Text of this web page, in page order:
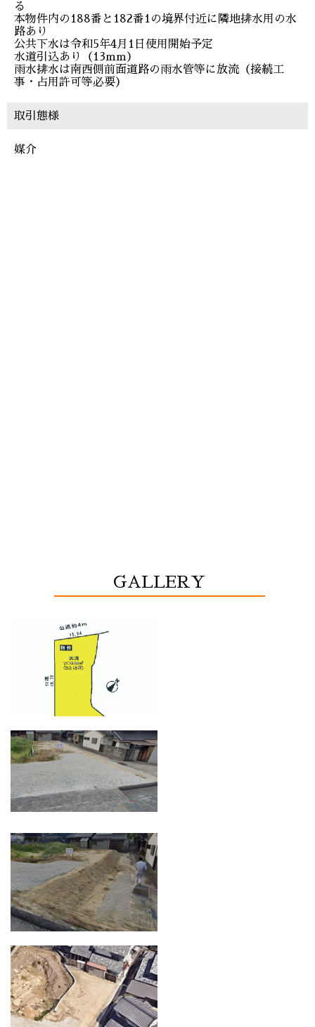
る
本物件内の188番と182番1の境界付近に隣地排水用の水
路あり
公共下水は令和5年4月1日使用開始予定
水道引込あり（13mm）
雨水排水は南西側前面道路の雨水管等に放流（接続工
事・占用許可等必要）
取引態様
媒介
GALLERY